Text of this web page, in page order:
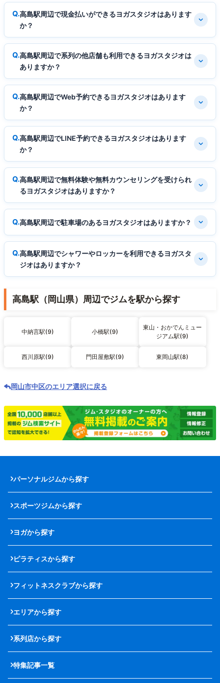
高島駅周辺で現金払いができるヨガスタジオはあります
か？
高島駅周辺で系列の他店舗も利用できるヨガスタジオは
ありますか？
高島駅周辺でWeb予約できるヨガスタジオはあります
か？
高島駅周辺でLINE予約できるヨガスタジオはあります
か？
高島駅周辺で無料体験や無料カウンセリングを受けられ
るヨガスタジオはありますか？
高島駅周辺で駐車場のあるヨガスタジオはありますか？
高島駅周辺でシャワーやロッカーを利用できるヨガスタ
ジオはありますか？
高島駅（岡山県）周辺でジムを駅から探す
中納言駅(9) 小橋駅(9)
東山・おかでんミュー
ジアム駅(9)
西川原駅(9) 門田屋敷駅(9) 東岡山駅(8)
岡山市中区のエリア選択に戻る
パーソナルジムから探す
スポーツジムから探す
ヨガから探す
ピラティスから探す
フィットネスクラブから探す
エリアから探す
系列店から探す
特集記事一覧